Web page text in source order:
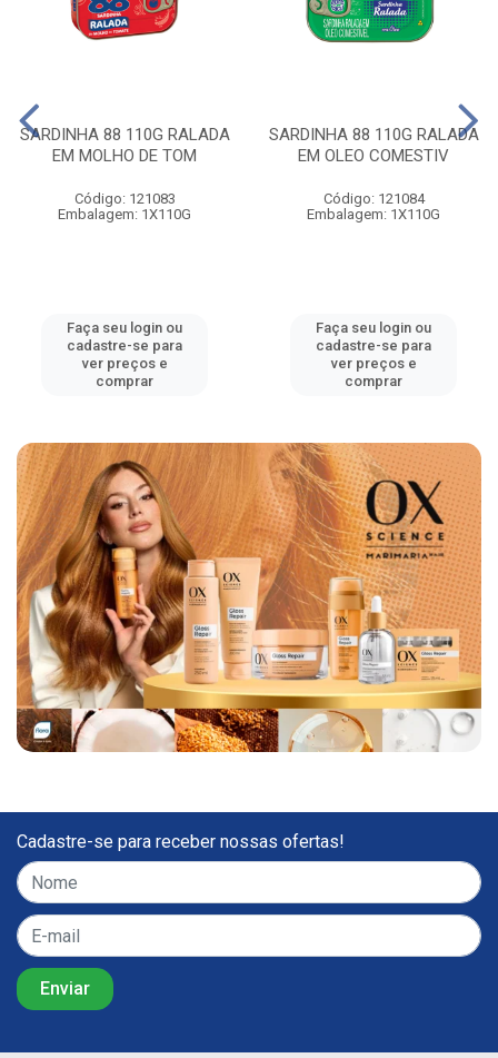
SARDINHA 88 110G RALADA
EM MOLHO DE TOM
Código: 121083
Embalagem: 1X110G
Faça seu login ou
cadastre-se para
ver preços e
comprar
SARDINHA 88 110G RALADA
EM OLEO COMESTIV
Código: 121084
Embalagem: 1X110G
Faça seu login ou
cadastre-se para
ver preços e
comprar
Cadastre-se para receber nossas ofertas!